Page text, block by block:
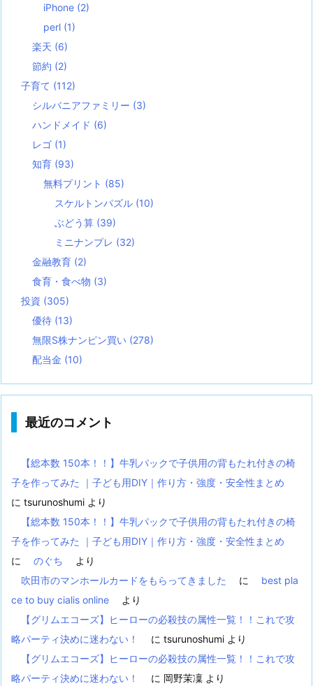
iPhone (2)
perl (1)
楽天 (6)
節約 (2)
子育て (112)
シルバニアファミリー (3)
ハンドメイド (6)
レゴ (1)
知育 (93)
無料プリント (85)
スケルトンパズル (10)
ぶどう算 (39)
ミニナンプレ (32)
金融教育 (2)
食育・食べ物 (3)
投資 (305)
優待 (13)
無限S株ナンピン買い (278)
配当金 (10)
最近のコメント
【総本数 150本！！】牛乳パックで子供用の背もたれ付きの椅
子を作ってみた ｜子ども用DIY｜作り方・強度・安全性まとめ
に tsurunoshumi より
【総本数 150本！！】牛乳パックで子供用の背もたれ付きの椅
子を作ってみた ｜子ども用DIY｜作り方・強度・安全性まとめ
に
のぐち
より
吹田市のマンホールカードをもらってきました
に
best pla
ce to buy cialis online
より
【グリムエコーズ】ヒーローの必殺技の属性一覧！！これで攻
略パーティ決めに迷わない！
に tsurunoshumi より
【グリムエコーズ】ヒーローの必殺技の属性一覧！！これで攻
略パーティ決めに迷わない！
に 岡野茉凜 より